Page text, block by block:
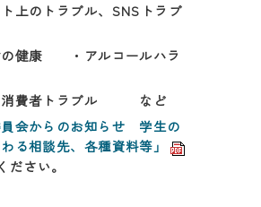
上のトラブル、SNSトラブ
の健康 ・アルコールハラ
費者トラブル など
員会からのお知らせ 学生の
る相談先、各種資料等」
ださい。